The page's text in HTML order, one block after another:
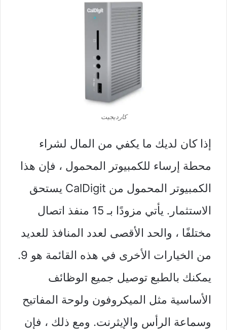
كارديجيت
إذا كان لديك ما يكفي من المال لشراء
محطة إرساء للكمبيوتر المحمول ، فإن هذا
الكمبيوتر المحمول من CalDigit يستحق
الاستثمار. يأتي مزودًا بـ 15 منفذ اتصال
مختلفًا ، والحد الأقصى لعدد المنافذ للعديد
من الخيارات الأخرى في هذه القائمة هو 9.
يمكنك بالطبع توصيل جميع الوظائف
الأساسية مثل الميكروفون ولوحة المفاتيح
وسماعة الرأس والإيثرنت. ومع ذلك ، فإن